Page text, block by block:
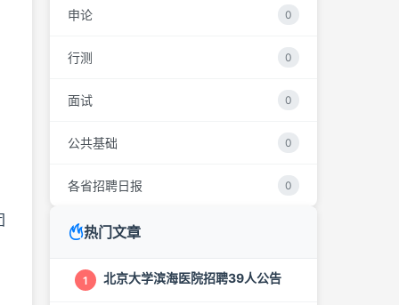
申论 0
行测 0
面试 0
公共基础 0
各省招聘日报 0
热门文章
1 北京大学滨海医院招聘39人公告